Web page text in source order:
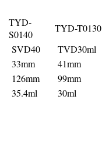
TYD-
S0140
TYD-T0130
SVD40 TVD30ml
33mm 41mm
126mm 99mm
35.4ml 30ml